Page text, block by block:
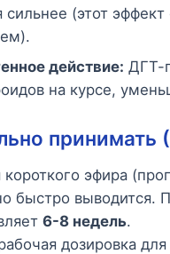
сильнее (этот
действие: ДГТ-
на курсе,
принимать
эфира
быстро выводится.
6-8 недель.
дозировка